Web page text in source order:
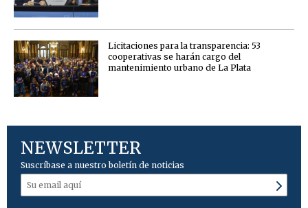
Licitaciones para la transparencia: 53
cooperativas se harán cargo del
mantenimiento urbano de La Plata
NEWSLETTER
Suscríbase a nuestro boletín de noticias